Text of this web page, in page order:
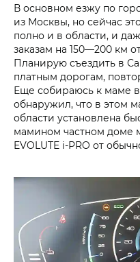
В основном езжу по
из Москвы, но сейчас
полно и в области, и
заказам на 150—200 км
Планирую съездить в
платным дорогам,
Еще собираюсь к маме
обнаружил, что в этом
области установлена
мамином частном доме
EVOLUTE i‑PRO от